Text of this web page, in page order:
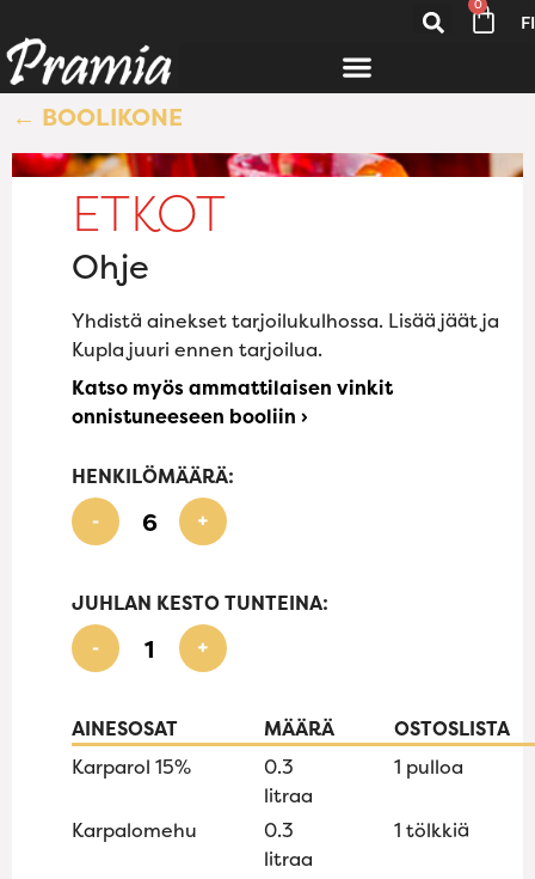
FI
0
← BOOLIKONE
ETKOT
Ohje
Yhdistä ainekset tarjoilukulhossa. Lisää jäät ja
Kupla juuri ennen tarjoilua.
Katso myös ammattilaisen vinkit
onnistuneeseen booliin ›
HENKILÖMÄÄRÄ:
- +
JUHLAN KESTO TUNTEINA:
- +
AINESOSAT MÄÄRÄ
OSTOSLISTA
Karparol 15%
0.3
litraa
1 pulloa
Karpalomehu
0.3
litraa
1 tölkkiä